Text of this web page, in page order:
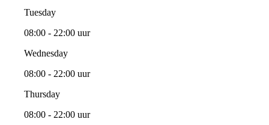
Tuesday
08:00 - 22:00 uur
Wednesday
08:00 - 22:00 uur
Thursday
08:00 - 22:00 uur